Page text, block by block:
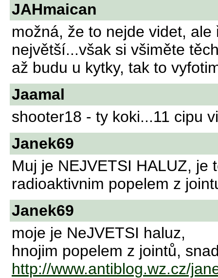
JAHmaican
možná, že to nejde videt,
největší...však si všiměte
až budu u kytky, tak to
Jaamal
shooter18 - ty koki...11 cipu
Janek69
Muj je NEJVETSI HALUZ, je
radioaktivnim popelem z
Janek69
moje je NeJVETSI haluz,
hnojim popelem z jointů,
http://www.antiblog.wz.cz/